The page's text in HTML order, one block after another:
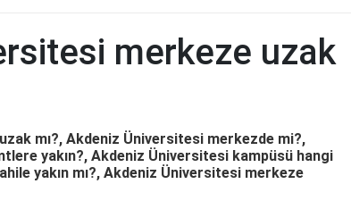
merkeze uzak
mı?, Akdeniz Üniversitesi merkezde mi?,
yakın?, Akdeniz Üniversitesi kampüsü hangi
yakın mı?, Akdeniz Üniversitesi merkeze